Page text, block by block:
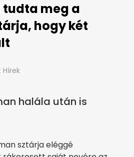
tudta meg a
hogy két
Hírek
halála után is
sztárja eléggé